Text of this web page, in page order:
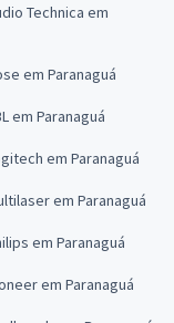
Technica em
em Paranaguá
em Paranaguá
em Paranaguá
em Paranaguá
em Paranaguá
em Paranaguá